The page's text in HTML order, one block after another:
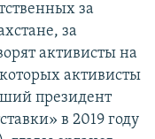
за
за
активисты на
активисты
президент
в 2019 году